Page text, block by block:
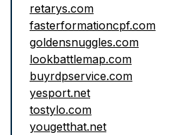
retarys.com
fasterformationcpf.com
goldensnuggles.com
lookbattlemap.com
buyrdpservice.com
yesport.net
tostylo.com
yougetthat.net